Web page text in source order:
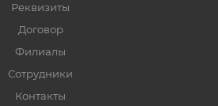
Реквизиты
Договор
Филиалы
Сотрудники
Контакты